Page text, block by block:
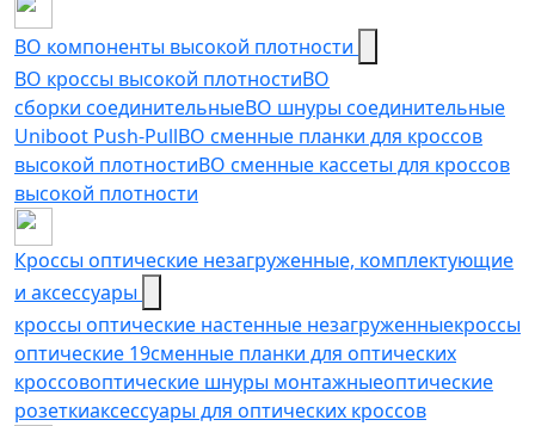
ВО компоненты высокой плотности
ВО кроссы высокой плотностиВО
сборки соединительныеВО шнуры соединительные
Uniboot Push-PullВО сменные планки для кроссов
высокой плотностиВО сменные кассеты для кроссов
высокой плотности
Кроссы оптические незагруженные, комплектующие
и аксессуары
кроссы оптические настенные незагруженныекроссы
оптические 19сменные планки для оптических
кроссовоптические шнуры монтажныеоптические
розеткиаксессуары для оптических кроссов